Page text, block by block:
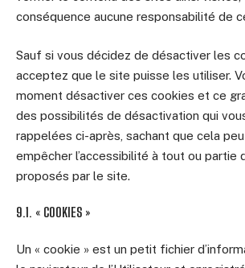
conséquence aucune responsabilité de
Sauf si vous décidez de désactiver les
acceptez que le site puisse les utiliser.
moment désactiver ces cookies et ce
des possibilités de désactivation qui
rappelées ci-après, sachant que cela
empêcher l’accessibilité à tout ou partie
proposés par le site.
9.1. « COOKIES »
Un « cookie » est un petit fichier